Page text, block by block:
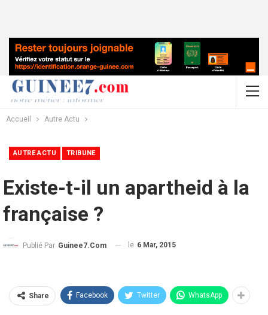
Accueil Autre Actu
AUTRE ACTU TRIBUNE
Existe-t-il un apartheid à la
française ?
Publié Par Guinee7.com le 6 Mar, 2015
Share Facebook Twitter WhatsApp